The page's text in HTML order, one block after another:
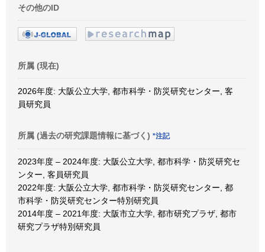
その他のID
所属 (現在)
2026年度: 大阪公立大学, 都市科学・防災研究センター, 客
員研究員
所属 (過去の研究課題情報に基づく) *注記
2023年度 – 2024年度: 大阪公立大学, 都市科学・防災研究セ
ンター, 客員研究員
2022年度: 大阪公立大学, 都市科学・防災研究センター, 都
市科学・防災研究センター特別研究員
2014年度 – 2021年度: 大阪市立大学, 都市研究プラザ, 都市
研究プラザ特別研究員